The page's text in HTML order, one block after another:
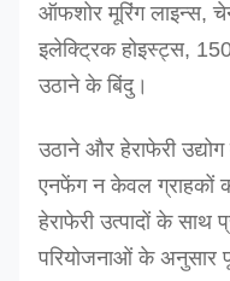
ऑफशोर मूरिंग लाइन्स,
इलेक्ट्रिक होइस्ट्स,
उठाने के बिंदु।
उठाने और हेराफेरी
एनफेंग न केवल ग्राहकों
हेराफेरी उत्पादों के साथ
परियोजनाओं के अनुसार